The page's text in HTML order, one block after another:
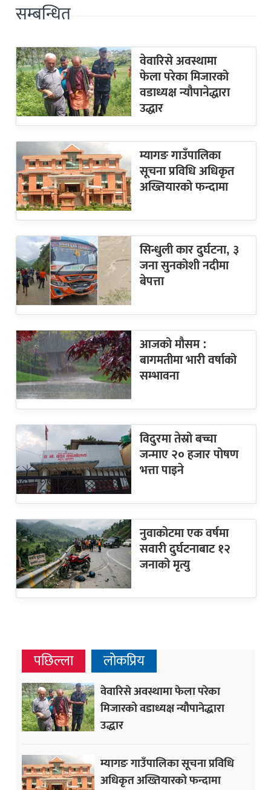
सम्बन्धित
वेवारिसे अवस्थामा
फेला परेका मिजारको
वडाध्यक्ष न्यौपानेद्धारा
उद्धार
म्यागङ गाउँपालिका
सूचना प्रविधि अधिकृत
अख्तियारको फन्दामा
सिन्धुली कार दुर्घटना, ३
जना सुनकोशी नदीमा
बेपत्ता
आजको मौसम :
बागमतीमा भारी वर्षाको
सम्भावना
विदुरमा तेस्रो बच्चा
जन्माए २० हजार पोषण
भत्ता पाइने
नुवाकोटमा एक वर्षमा
सवारी दुर्घटनाबाट १२
जनाको मृत्यु
पछिल्ला लोकप्रिय
वेवारिसे अवस्थामा फेला परेका
मिजारको वडाध्यक्ष न्यौपानेद्धारा
उद्धार
म्यागङ गाउँपालिका सूचना प्रविधि
अधिकृत अख्तियारको फन्दामा